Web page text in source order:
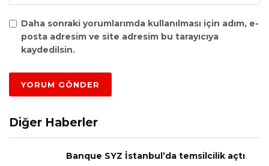
Daha sonraki yorumlarımda kullanılması için adım, e-
posta adresim ve site adresim bu tarayıcıya
kaydedilsin.
Diğer Haberler
Banque SYZ İstanbul’da temsilcilik açtı